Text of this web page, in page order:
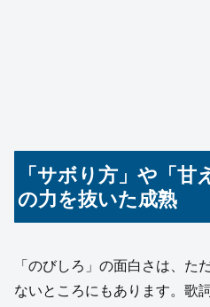
「サボり方」や「甘
の力を抜いた成熟
「のびしろ」の面白さは、た
ないところにもあります。歌